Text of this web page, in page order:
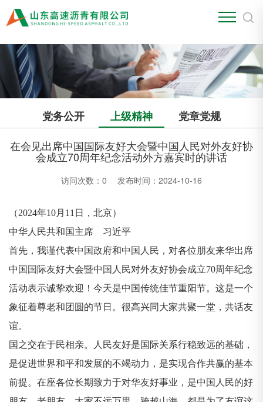
党务公开 上级精神
党章党规
在会见出席中国国际友好大会暨中国人民对外友好协
会成立70周年纪念活动外方嘉宾时的讲话
访问次数： 0 发布时间：2024-10-16
（2024年10月11日，北京）
中华人民共和国主席 习近平
首先，我谨代表中国政府和中国人民，对各位朋友来华出席
中国国际友好大会暨中国人民对外友好协会成立70周年纪念
活动表示诚挚欢迎！今天是中国传统佳节重阳节。这是一个
象征着尊老和团圆的节日。很高兴同大家共聚一堂，共话友
谊。
国之交在于民相亲。人民友好是国际关系行稳致远的基础，
是促进世界和平和发展的不竭动力，是实现合作共赢的基本
前提。在座各位长期致力于对华友好事业，是中国人民的好